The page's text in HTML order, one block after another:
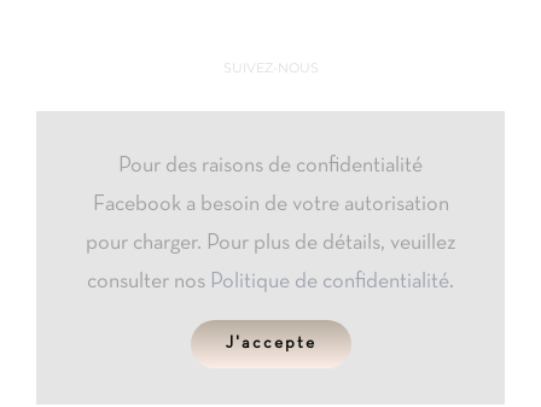
SUIVEZ-NOUS
Pour des raisons de confidentialité
Facebook a besoin de votre autorisation
pour charger. Pour plus de détails, veuillez
consulter nos Politique de confidentialité.
J'accepte